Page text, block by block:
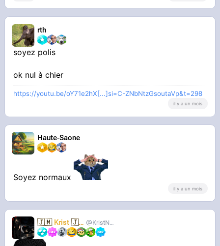
rth
soyez polis
ok nul à chier
https://youtu.be/oY71e2hX[...]si=C-ZNbNtzGsoutaVp&t=298
il y a un mois
Haute-Saone
Soyez normaux
il y a un mois
🇯🇲Krist🇯🇲 KristNovoselic